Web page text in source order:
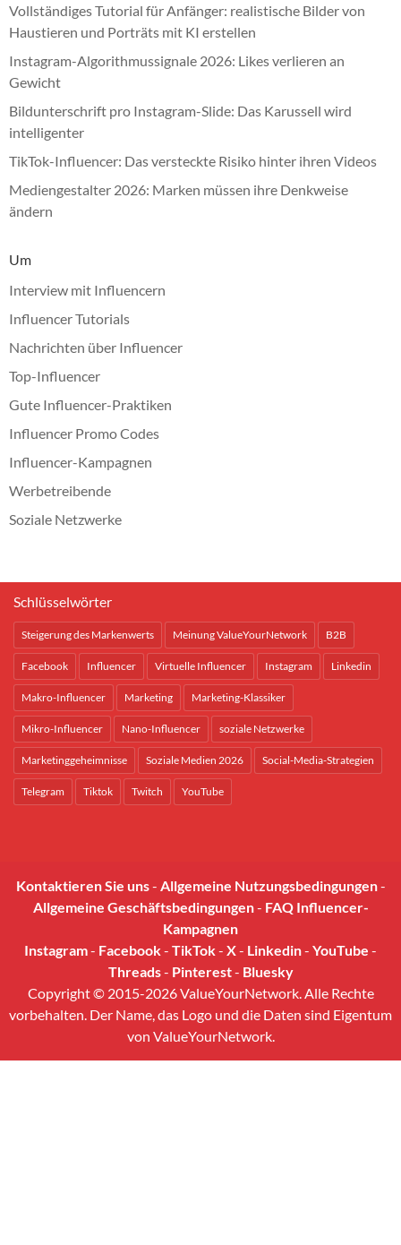
Vollständiges Tutorial für Anfänger: realistische Bilder von
Haustieren und Porträts mit KI erstellen
Instagram-Algorithmussignale 2026: Likes verlieren an
Gewicht
Bildunterschrift pro Instagram-Slide: Das Karussell wird
intelligenter
TikTok-Influencer: Das versteckte Risiko hinter ihren Videos
Mediengestalter 2026: Marken müssen ihre Denkweise
ändern
Um
Interview mit Influencern
Influencer Tutorials
Nachrichten über Influencer
Top-Influencer
Gute Influencer-Praktiken
Influencer Promo Codes
Influencer-Kampagnen
Werbetreibende
Soziale Netzwerke
Schlüsselwörter
Steigerung des Markenwerts Meinung ValueYourNetwork B2B
Facebook Influencer Virtuelle Influencer Instagram Linkedin
Makro-Influencer Marketing Marketing-Klassiker
Mikro-Influencer Nano-Influencer soziale Netzwerke
Marketinggeheimnisse Soziale Medien 2026 Social-Media-Strategien
Telegram Tiktok Twitch YouTube
Kontaktieren Sie uns- Allgemeine Nutzungsbedingungen-
Allgemeine Geschäftsbedingungen- FAQ Influencer-
Kampagnen
Instagram- Facebook- TikTok- X- Linkedin- YouTube -
Threads- Pinterest- Bluesky
Copyright © 2015-2026 ValueYourNetwork. Alle Rechte
vorbehalten. Der Name, das Logo und die Daten sind Eigentum
von ValueYourNetwork.